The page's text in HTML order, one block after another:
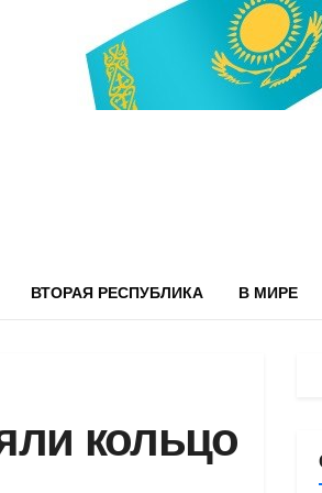
ВТОРАЯ РЕСПУБЛИКА В МИРЕ
кольцо